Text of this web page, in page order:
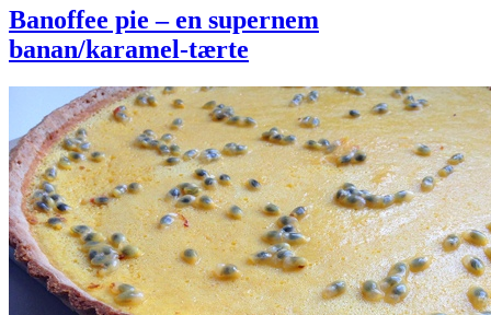
–
en
supernem
tærte
Banoffee pie – en supernem
banan/karamel-tærte